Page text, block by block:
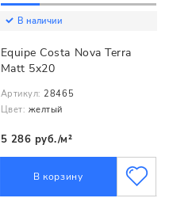
В наличии
Equipe Costa Nova Terra
Matt 5x20
Артикул: 28465
Цвет: желтый
5 286 руб./м²
В корзину